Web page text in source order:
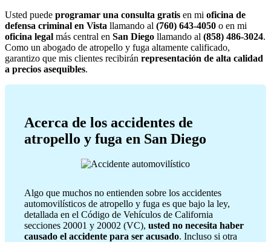
Usted puede programar una consulta gratis en mi oficina de
defensa criminal en Vista llamando al (760) 643-4050 o en mi
oficina legal más central en San Diego llamando al (858) 486-3024.
Como un abogado de atropello y fuga altamente calificado,
garantizo que mis clientes recibirán representación de alta calidad
a precios asequibles.
Acerca de los accidentes de
atropello y fuga en San Diego
Algo que muchos no entienden sobre los accidentes
automovilísticos de atropello y fuga es que bajo la ley,
detallada en el Código de Vehículos de California
secciones 20001 y 20002 (VC), usted no necesita haber
causado el accidente para ser acusado. Incluso si otra